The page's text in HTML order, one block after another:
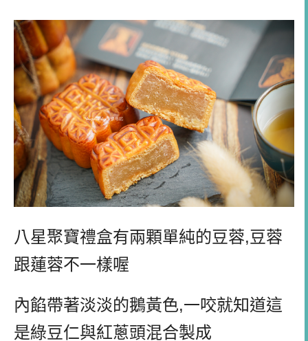
八星聚寶禮盒有兩顆單純的豆蓉,豆蓉
跟蓮蓉不一樣喔
內餡帶著淡淡的鵝黃色,一咬就知道這
是綠豆仁與紅蔥頭混合製成